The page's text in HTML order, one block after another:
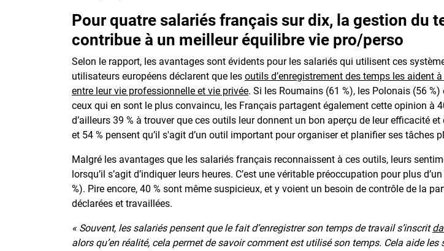
Pour quatre salariés français sur dix, la gestion du
contribue à un meilleur équilibre vie pro/perso
Selon le rapport, les avantages sont évidents pour les salariés qui utilisent ces
utilisateurs européens déclarent que les outils d’enregistrement des temps les aident
entre leur vie professionnelle et vie privée. Si les Roumains (61 %), les Polonais (56
ceux qui en sont le plus convaincu, les Français partagent également cette opinion à
d’ailleurs 39 % à trouver que ces outils leur donnent un bon aperçu de leur efficacité
et 54 % pensent qu’il s'agit d’un outil important pour organiser et planifier ses tâches
Malgré les avantages que les salariés français reconnaissent à ces outils, leurs
lorsqu’il s’agit d’indiquer leurs heures. C’est une véritable préoccupation pour plus
%). Pire encore, 40 % sont même suspicieux, et y voient un besoin de contrôle de la
déclarées et travaillées.
« Souvent, les salariés pensent que le fait d’enregistrer son temps de travail s’inscrit
alors qu’en réalité, cela permet de savoir comment est utilisé son temps. Cela aide